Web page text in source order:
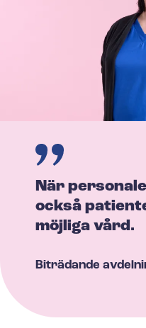
När
också
möjliga vård.
Biträdande